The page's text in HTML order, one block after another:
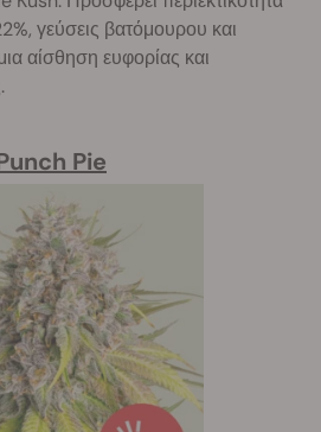
γεύσεις βατόμουρου και
αίσθηση ευφορίας και
Pie